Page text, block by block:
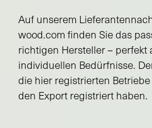
Auf unserem
wood.com finden Sie das
richtigen Hersteller – perfekt
individuellen Bedürfnisse.
die hier registrierten
den Export registriert haben.